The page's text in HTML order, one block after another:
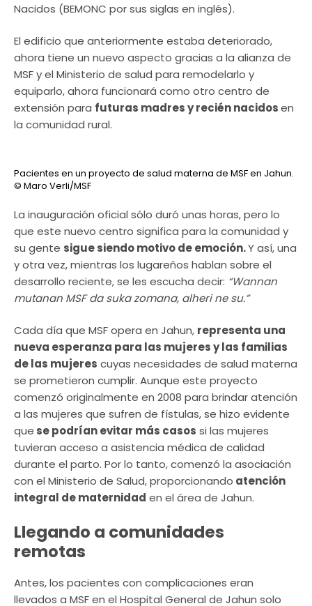
Nacidos (BEMONC por sus siglas en inglés).
El edificio que anteriormente estaba deteriorado,
ahora tiene un nuevo aspecto gracias a la alianza de
MSF y el Ministerio de salud para remodelarlo y
equiparlo, ahora funcionará como otro centro de
extensión para futuras madres y recién nacidosen
la comunidad rural.
Pacientes en un proyecto de salud materna de MSF en Jahun.
© Maro Verli/MSF
La inauguración oficial sólo duró unas horas, pero lo
que este nuevo centro significa para la comunidad y
su gente sigue siendo motivo de emoción.Y así, una
y otra vez, mientras los lugareños hablan sobre el
desarrollo reciente, se les escucha decir: “Wannan
mutanan MSF da suka zomana, alheri ne su.”
Cada día que MSF opera en Jahun, representa una
nueva esperanza para las mujeres y las familias
de las mujeres cuyas necesidades de salud materna
se prometieron cumplir. Aunque este proyecto
comenzó originalmente en 2008 para brindar atención
a las mujeres que sufren de fístulas, se hizo evidente
que se podrían evitar más casos si las mujeres
tuvieran acceso a asistencia médica de calidad
durante el parto. Por lo tanto, comenzó la asociación
con el Ministerio de Salud, proporcionando atención
integral de maternidad en el área de Jahun.
Llegando a comunidades
remotas
Antes, los pacientes con complicaciones eran
llevados a MSF en el Hospital General de Jahun solo